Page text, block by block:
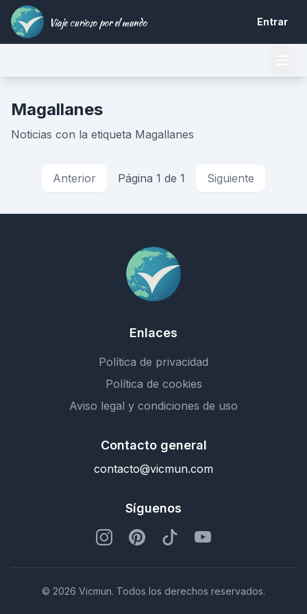
Viaje curioso por el mundo Entrar
Magallanes
Noticias con la etiqueta Magallanes
Anterior Página 1 de 1 Siguiente
Enlaces
Política de privacidad
Política de cookies
Aviso legal y condiciones de uso
Contacto general
contacto@vicmun.com
Síguenos
© 2026 Vicmun. Todos los derechos reservados.